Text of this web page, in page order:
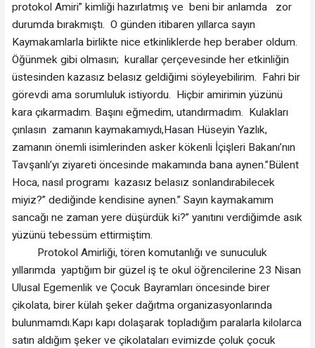
protokol Amiri” kimliği hazırlatmış ve beni bir anlamda zor
durumda bırakmıştı. O günden itibaren yıllarca sayın
Kaymakamlarla birlikte nice etkinliklerde hep beraber oldum.
Öğünmek gibi olmasın; kurallar çerçevesinde her etkinliğin
üstesinden kazasız belasız geldiğimi söyleyebilirim. Fahri bir
görevdi ama sorumluluk istiyordu. Hiçbir amirimin yüzünü
kara çıkarmadım. Başını eğmedim, utandırmadım. Kulakları
çınlasın zamanın kaymakamıydı,Hasan Hüseyin Yazlık,
zamanın önemli isimlerinden asker kökenli İçişleri Bakanı’nın
Tavşanlı’yı ziyareti öncesinde makamında bana aynen.”Bülent
Hoca, nasıl programı kazasız belasız sonlandırabilecek
miyiz?” dediğinde kendisine aynen.” Sayın kaymakamım
sancağı ne zaman yere düşürdük ki?” yanıtını verdiğimde asık
yüzünü tebessüm ettirmiştim.
Protokol Amirliği, tören komutanlığı ve sunuculuk
yıllarımda yaptığım bir güzel iş te okul öğrencilerine 23 Nisan
Ulusal Egemenlik ve Çocuk Bayramları öncesinde birer
çikolata, birer külah şeker dağıtma organizasyonlarında
bulunmamdı.Kapı kapı dolaşarak topladığım paralarla kilolarca
satın aldığım şeker ve çikolataları evimizde çoluk çocuk